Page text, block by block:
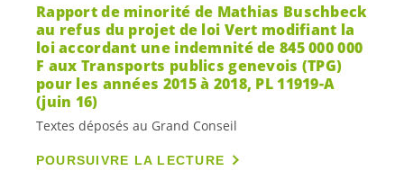
Rapport de minorité de Mathias Buschbeck
au refus du projet de loi Vert modifiant la
loi accordant une indemnité de 845 000 000
F aux Transports publics genevois (TPG)
pour les années 2015 à 2018, PL 11919-A
(juin 16)
Textes déposés au Grand Conseil
POURSUIVRE LA LECTURE